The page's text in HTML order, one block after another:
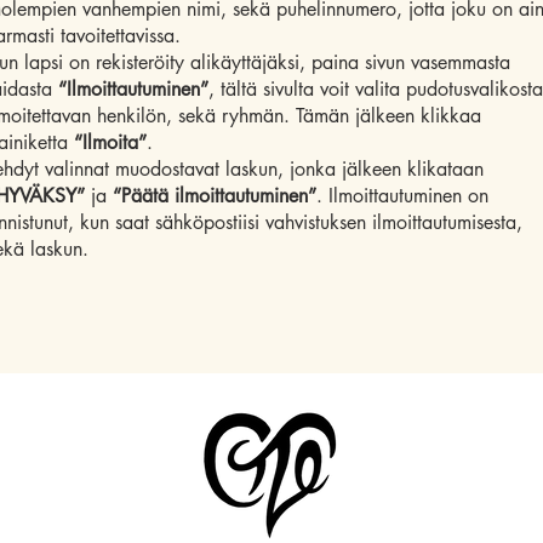
vanhempien nimi, sekä puhelinnumero, jotta joku on
tavoitettavissa.
lapsi on rekisteröity alikäyttäjäksi, paina sivun vasemmasta
“Ilmoittautuminen”, tältä sivulta voit valita pudotusvalikosta
henkilön, sekä ryhmän. Tämän jälkeen klikkaa
“Ilmoita”.
valinnat muodostavat laskun, jonka jälkeen klikataan
ja “Päätä ilmoittautuminen”. Ilmoittautuminen on
kun saat sähköpostiisi vahvistuksen ilmoittautumisesta,
laskun.